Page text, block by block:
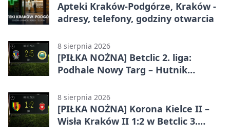
Apteki Kraków-Podgórze, Kraków -
adresy, telefony, godziny otwarcia
8 sierpnia 2026
[PIŁKA NOŻNA] Betclic 2. liga:
Podhale Nowy Targ – Hutnik
efektownym zwycięstwem
8 sierpnia 2026
[PIŁKA NOŻNA] Korona Kielce II –
Wisła Kraków II 1:2 w Betclic 3.